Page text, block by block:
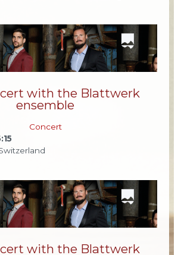
with the Blattwerk
ensemble
Concert
with the Blattwerk